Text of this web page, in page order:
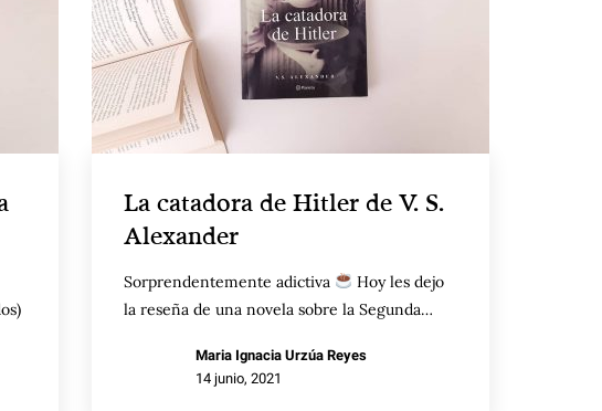
La catadora de Hitler de V. S.
Alexander
Sorprendentemente adictiva
Hoy les dejo
la reseña de una novela sobre la Segunda…
Maria Ignacia Urzúa Reyes
14 junio, 2021